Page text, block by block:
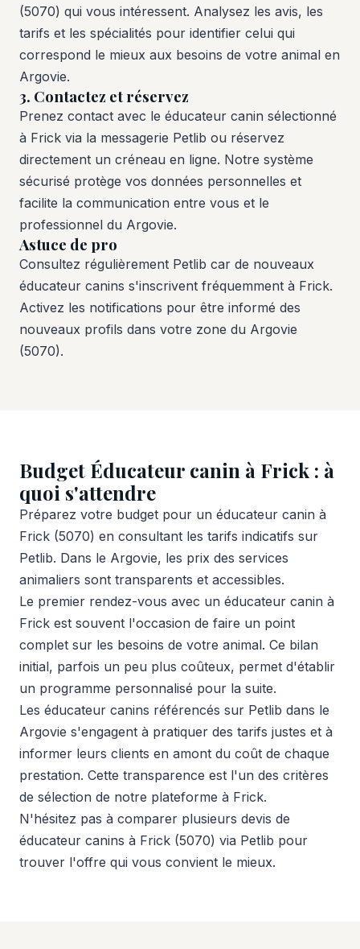
(5070) qui vous intéressent. Analysez les avis, les
tarifs et les spécialités pour identifier celui qui
correspond le mieux aux besoins de votre animal en
Argovie.
3. Contactez et réservez
Prenez contact avec le éducateur canin sélectionné
à Frick via la messagerie Petlib ou réservez
directement un créneau en ligne. Notre système
sécurisé protège vos données personnelles et
facilite la communication entre vous et le
professionnel du Argovie.
Astuce de pro
Consultez régulièrement Petlib car de nouveaux
éducateur canins s'inscrivent fréquemment à Frick.
Activez les notifications pour être informé des
nouveaux profils dans votre zone du Argovie
(5070).
Budget Éducateur canin à Frick : à
quoi s'attendre
Préparez votre budget pour un éducateur canin à
Frick (5070) en consultant les tarifs indicatifs sur
Petlib. Dans le Argovie, les prix des services
animaliers sont transparents et accessibles.
Le premier rendez-vous avec un éducateur canin à
Frick est souvent l'occasion de faire un point
complet sur les besoins de votre animal. Ce bilan
initial, parfois un peu plus coûteux, permet d'établir
un programme personnalisé pour la suite.
Les éducateur canins référencés sur Petlib dans le
Argovie s'engagent à pratiquer des tarifs justes et à
informer leurs clients en amont du coût de chaque
prestation. Cette transparence est l'un des critères
de sélection de notre plateforme à Frick.
N'hésitez pas à comparer plusieurs devis de
éducateur canins à Frick (5070) via Petlib pour
trouver l'offre qui vous convient le mieux.